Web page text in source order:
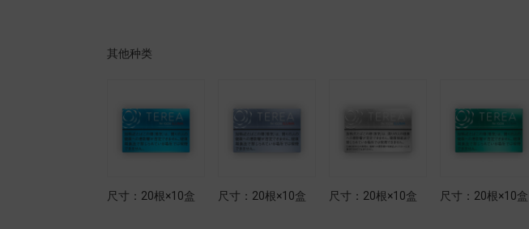
其他种类
尺寸：20根×10盒 尺寸：20根×10盒 尺寸：20根×10盒 尺寸：20根×10盒